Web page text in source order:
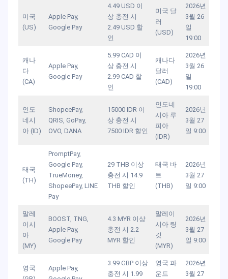
미국
(US)
Apple Pay,
Google Pay
4.49 USD 이
상 충전 시
2.49 USD 할
인
미국 달
러
(USD)
2026년
3월 26
일
19:00
캐나
다
(CA)
Apple Pay,
Google Pay
5.99 CAD 이
상 충전 시
2.99 CAD 할
인
캐나다
달러
(CAD)
2026년
3월 26
일
19:00
인도
네시
아 (ID)
ShopeePay,
QRIS, GoPay,
OVO, DANA
15000 IDR 이
상 충전 시
7500 IDR 할인
인도네
시아 루
피아
(IDR)
2026년
3월 27
일 9:00
태국
(TH)
PromptPay,
Google Pay,
TrueMoney,
ShopeePay, LINE
Pay
29 THB 이상
충전 시 14.9
THB 할인
태국 바
트
(THB)
2026년
3월 27
일 9:00
말레
이시
아
(MY)
BOOST, TNG,
Apple Pay,
Google Pay
4.3 MYR 이상
충전 시 2.2
MYR 할인
말레이
시아 링
깃
(MYR)
2026년
3월 27
일 9:00
영국
Apple Pay,
3.99 GBP 이상
충전 시 1.99
영국 파
운드
2026년
3월 27